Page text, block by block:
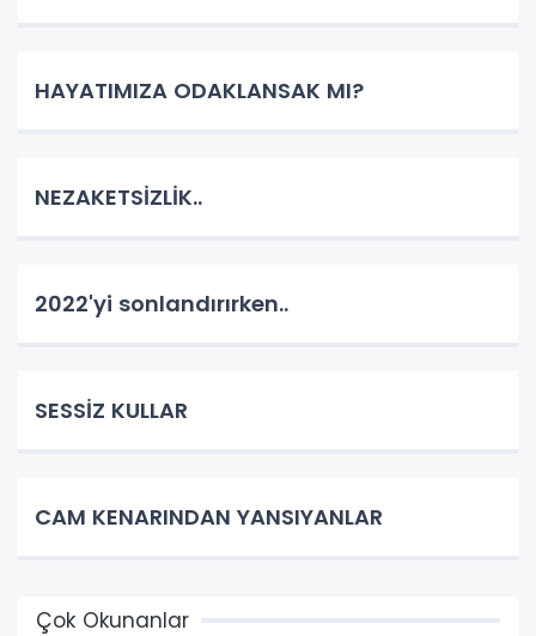
HAYATIMIZA ODAKLANSAK MI?
NEZAKETSİZLİK..
2022'yi sonlandırırken..
SESSİZ KULLAR
CAM KENARINDAN YANSIYANLAR
Çok Okunanlar